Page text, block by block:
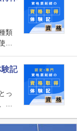
に
置
類
っ
設
今
が
記
っ
療